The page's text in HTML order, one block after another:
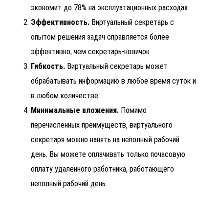
экономит до 78% на эксплуатационных расходах.
Эффективность. Виртуальный секретарь с
опытом решения задач справляется более
эффективно, чем секретарь-новичок.
Гибкость. Виртуальный секретарь может
обрабатывать информацию в любое время суток и
в любом количестве.
Минимальные вложения. Помимо
перечисленных преимуществ, виртуального
секретаря можно нанять на неполный рабочий
день. Вы можете оплачивать только почасовую
оплату удаленного работника, работающего
неполный рабочий день.